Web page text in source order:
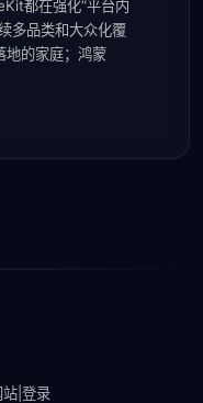
都在强化“平台内
多品类和大众化覆
地的家庭；鸿蒙
站|登录